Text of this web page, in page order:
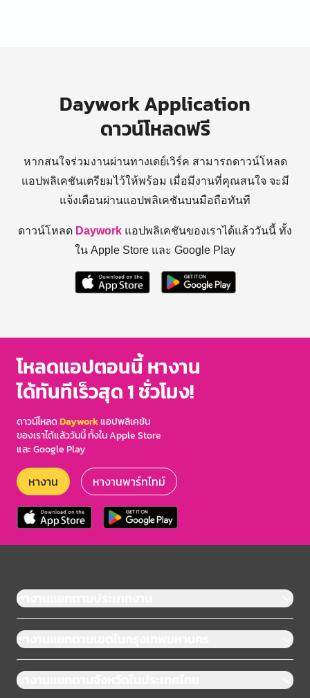
Daywork Application
ดาวน์โหลดฟรี
หากสนใจร่วมงานผ่านทางเดย์เวิร์ค สามารถดาวน์โหลด
แอปพลิเคชันเตรียมไว้ให้พร้อม เมื่อมีงานที่คุณสนใจ จะมี
แจ้งเตือนผ่านแอปพลิเคชันบนมือถือทันที
ดาวน์โหลด Daywork แอปพลิเคชันของเราได้แล้ววันนี้ ทั้ง
ใน Apple Store และ Google Play
โหลดแอปตอนนี้ หางาน
ได้ทันทีเร็วสุด 1 ชั่วโมง!
ดาวน์โหลดDayworkแอปพลิเคชัน
ของเราได้แล้ววันนี้ ทั้งใน Apple Store
และ Google Play
หางาน หางานพาร์ทไทม์
หางานแยกตามประเภทงาน
หางานแยกตามเขตในกรุงเทพมหานคร
หางานแยกตามจังหวัดในประเทศไทย